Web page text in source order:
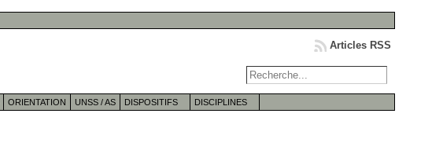
Articles RSS
ORIENTATION UNSS / AS DISPOSITIFS DISCIPLINES